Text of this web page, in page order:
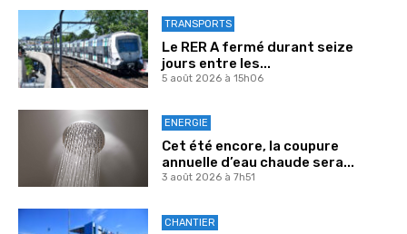
TRANSPORTS
Le RER A fermé durant seize
jours entre les...
5 août 2026 à 15h06
ENERGIE
Cet été encore, la coupure
annuelle d’eau chaude sera...
3 août 2026 à 7h51
CHANTIER